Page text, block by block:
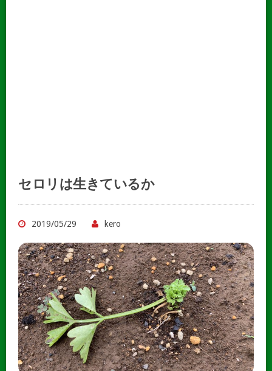
セロリは生きているか
2019/05/29 kero